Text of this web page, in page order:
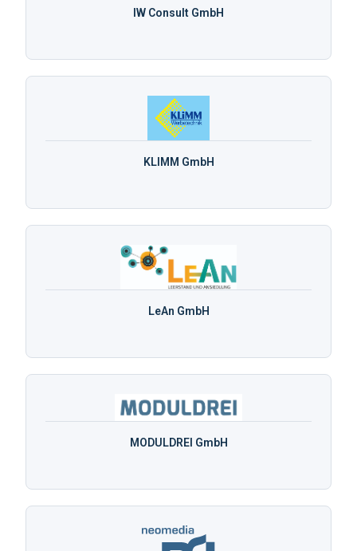
IW Consult GmbH
KLIMM GmbH
LeAn GmbH
MODULDREI GmbH